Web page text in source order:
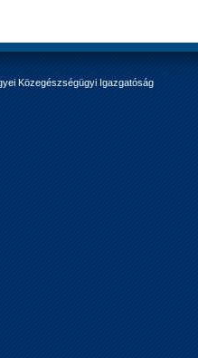
Közegészségügyi Igazgatóság